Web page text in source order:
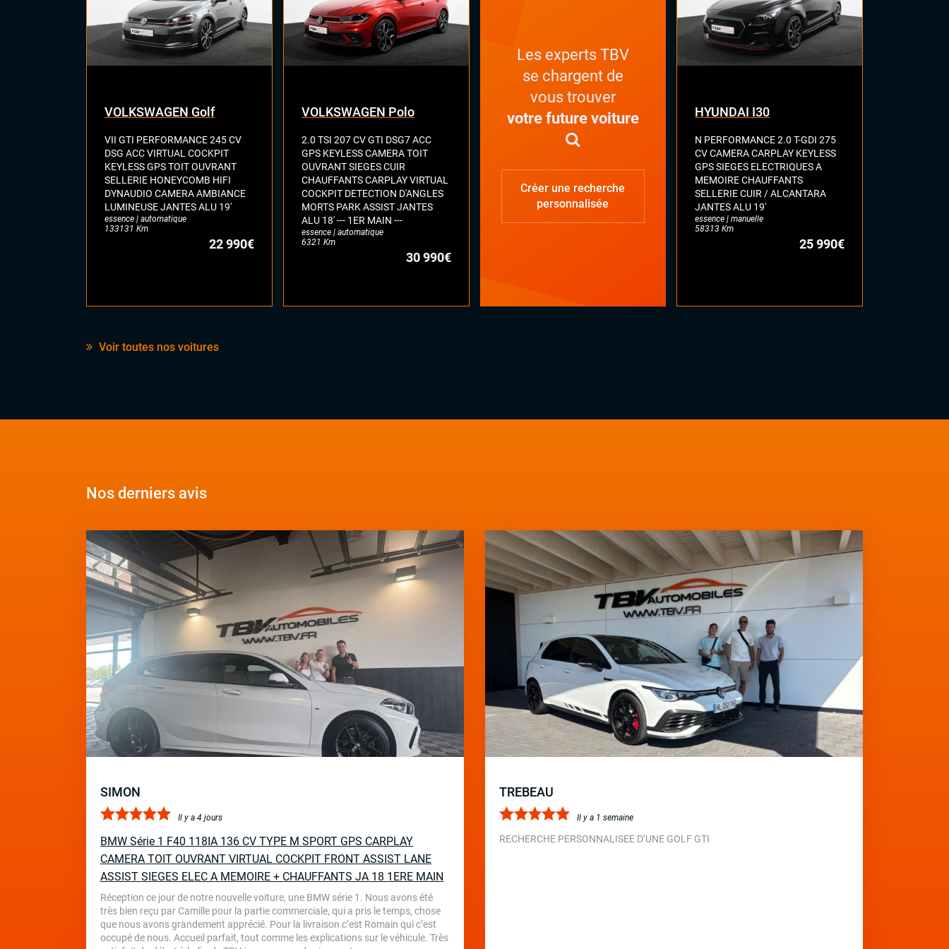
VOLKSWAGEN Golf
VII GTI PERFORMANCE 245 CV
DSG ACC VIRTUAL COCKPIT
KEYLESS GPS TOIT OUVRANT
SELLERIE HONEYCOMB HIFI
DYNAUDIO CAMERA AMBIANCE
LUMINEUSE JANTES ALU 19'
essence | automatique
133131 Km
22 990€
VOLKSWAGEN Polo
2.0 TSI 207 CV GTI DSG7 ACC
GPS KEYLESS CAMERA TOIT
OUVRANT SIEGES CUIR
CHAUFFANTS CARPLAY VIRTUAL
COCKPIT DETECTION D'ANGLES
MORTS PARK ASSIST JANTES
ALU 18' --- 1ER MAIN ---
essence | automatique
6321 Km
30 990€
Les experts TBV
se chargent de
vous trouver
votre future voiture
Créer une recherche
personnalisée
HYUNDAI I30
N PERFORMANCE 2.0 T-GDI 275
CV CAMERA CARPLAY KEYLESS
GPS SIEGES ELECTRIQUES A
MEMOIRE CHAUFFANTS
SELLERIE CUIR / ALCANTARA
JANTES ALU 19'
essence | manuelle
58313 Km
25 990€
Voir toutes nos voitures
Nos derniers avis
SIMON
Il y a 4 jours
BMW Série 1 F40 118IA 136 CV TYPE M SPORT GPS CARPLAY
CAMERA TOIT OUVRANT VIRTUAL COCKPIT FRONT ASSIST LANE
ASSIST SIEGES ELEC A MEMOIRE + CHAUFFANTS JA 18 1ERE MAIN
Réception ce jour de notre nouvelle voiture, une BMW série 1. Nous avons été
très bien reçu par Camille pour la partie commerciale, qui a pris le temps, chose
que nous avons grandement apprécié. Pour la livraison c’est Romain qui c’est
occupé de nous. Accueil parfait, tout comme les explications sur le véhicule. Très
TREBEAU
Il y a 1 semaine
RECHERCHE PERSONNALISEE D’UNE GOLF GTI